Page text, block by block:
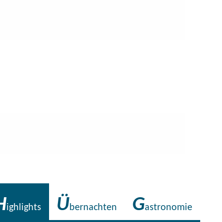
ighlights Übernachten Gastronomie